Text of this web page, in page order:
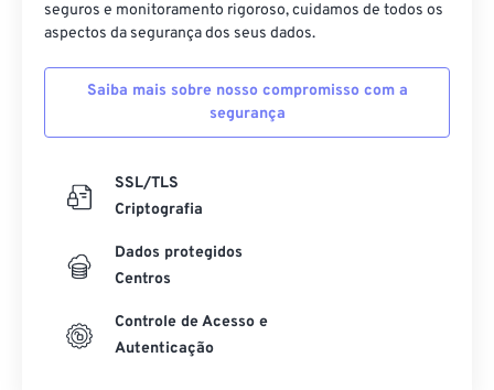
seguros e monitoramento rigoroso, cuidamos de todos os
aspectos da segurança dos seus dados.
Saiba mais sobre nosso compromisso com a
segurança
SSL/TLS
Criptografia
Dados protegidos
Centros
Controle de Acesso e
Autenticação